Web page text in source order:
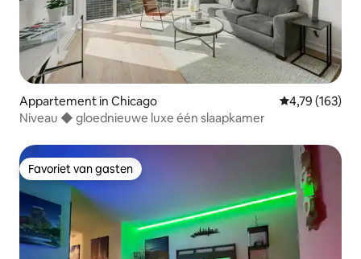
Appartement in Chicago Gemiddelde
4,79 (163)
Niveau ◆ gloednieuwe luxe één slaapkamer
Favoriet van gasten
Favoriet van gasten